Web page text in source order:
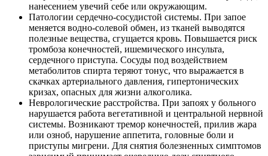
нанесением увечий себе или окружающим.
Патологии сердечно-сосудистой системы. При запое
меняется водно-солевой обмен, из тканей выводятся
полезные вещества, сгущается кровь. Повышается риск
тромбоза конечностей, ишемического инсульта,
сердечного приступа. Сосуды под воздействием
метаболитов спирта теряют тонус, что выражается в
скачках артериального давления, гипертонических
кризах, опасных для жизни алкоголика.
Неврологические расстройства. При запоях у больного
нарушается работа вегетативной и центральной нервной
системы. Возникают тремор конечностей, прилив жара
или озноб, нарушение аппетита, головные боли и
приступы мигрени. Для снятия болезненных симптомов